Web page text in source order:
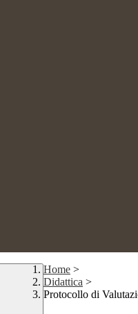
Home >
Didattica >
Protocollo di